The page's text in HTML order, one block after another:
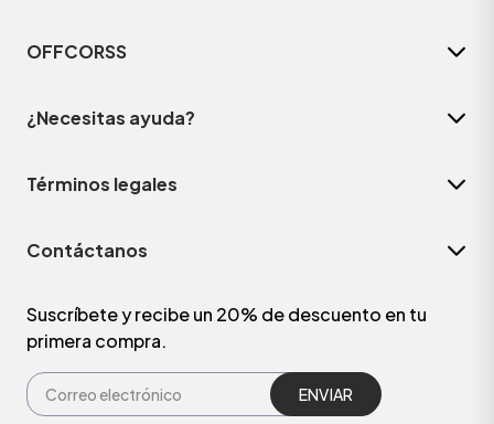
OFFCORSS
¿Necesitas ayuda?
Términos legales
Contáctanos
Suscríbete y recibe un 20% de descuento en tu
primera compra.
ENVIAR